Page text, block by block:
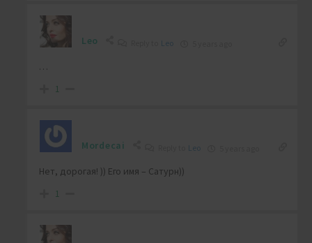
Leo Leo
…
1
Mordecai Leo
Нет, дорогая! )) Его имя – Сатурн))
1